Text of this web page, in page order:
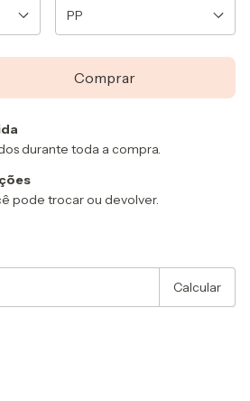
durante toda a compra.
pode trocar ou devolver.
Calcular